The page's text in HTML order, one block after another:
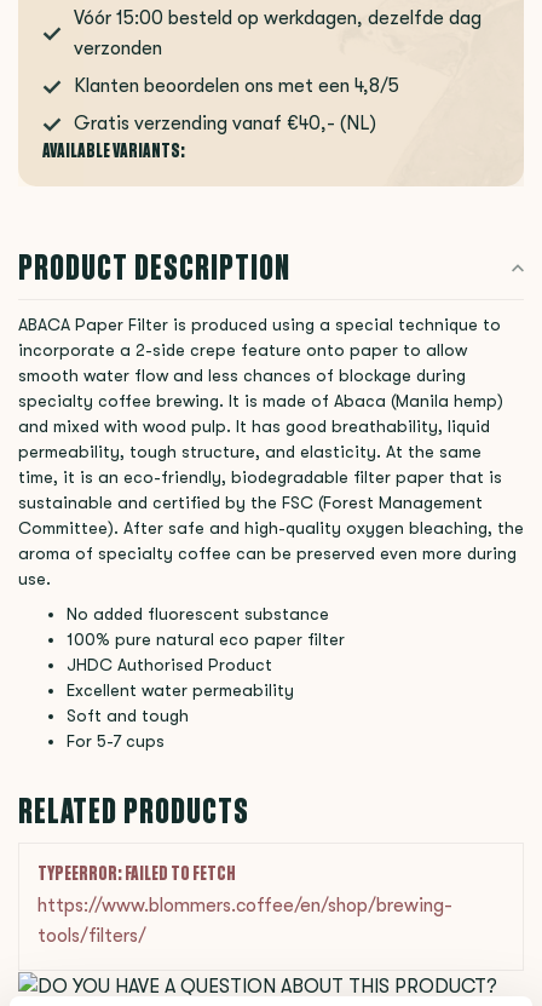
Vóór 15:00 besteld op werkdagen, dezelfde dag
verzonden
Klanten beoordelen ons met een 4,8/5
Gratis verzending vanaf €40,- (NL)
AVAILABLE VARIANTS:
PRODUCT DESCRIPTION
ABACA Paper Filter is produced using a special technique to
incorporate a 2-side crepe feature onto paper to allow
smooth water flow and less chances of blockage during
specialty coffee brewing. It is made of Abaca (Manila hemp)
and mixed with wood pulp. It has good breathability, liquid
permeability, tough structure, and elasticity. At the same
time, it is an eco-friendly, biodegradable filter paper that is
sustainable and certified by the FSC (Forest Management
Committee). After safe and high-quality oxygen bleaching, the
aroma of specialty coffee can be preserved even more during
use.
No added fluorescent substance
100% pure natural eco paper filter
JHDC Authorised Product
Excellent water permeability
Soft and tough
For 5-7 cups
RELATED PRODUCTS
TYPEERROR: FAILED TO FETCH
https://www.blommers.coffee/en/shop/brewing-
tools/filters/